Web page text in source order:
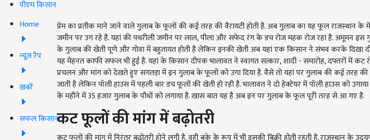
पीएम किसान
Home
न्यूज़ रैप
खबरें
सफल किसान
प्रेम का प्रतीक माने जाने वाले गुलाब के फूलों की कई तरह की वैरायटी होती है. अब गुलाब का यह फूल राजस्थान के
जमीन पर उग रहे है. यहां की पथरीली जमीन पर लाल, पीला और सफेद रंग के डच रोज महक रोज रहा है. अमूमन इस
के गुलाब की खेती पूणे और गोवा में बहुतायत होती है लेकिन इनकी खेती अब यहां एक किसान ने संभव करके दिखा
यह मेहनत काफी सफल भी हुई है. यहां के किसान दीपक भालावत ने स्वागत सत्कार, शादी - समारोह, दफ्तरों में कट
प्रचलन और मांग को देखते हुए सगतड़ा में इन गुलाब के फूलों को उगा दिया है. वैसे तो यहां पर गुलाब की कई तरह की
जाती है लेकिन पॉली हाउस में पहली बार डच फूलों की खेती हो रही है. भालावत ने दो हेक्टेयर में पॉली हाउस को
के महीने में 35 हजार गुलाब के पौधों को लगाया है. खास बात यह है अब इन पर गुलाब के फूल पूरी तरह से आ गए है.
कट फूलों की मांग में बढ़ोतरी